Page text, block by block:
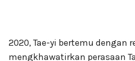
2020, Tae-yi bertemu dengan
mengkhawatirkan perasaan